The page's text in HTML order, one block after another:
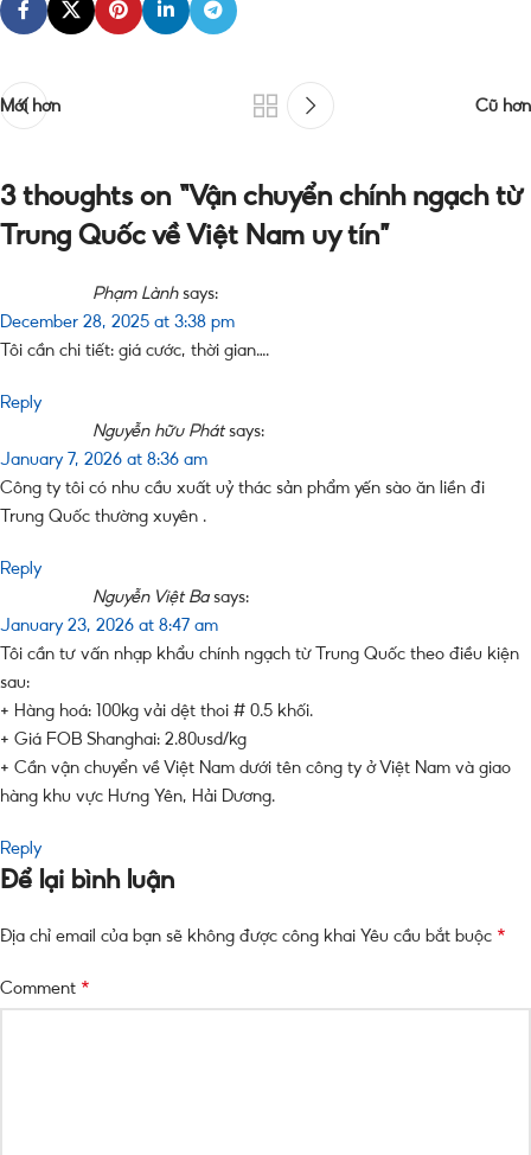
Mới hơn Cũ hơn
3 thoughts on “Vận chuyển chính ngạch từ
Trung Quốc về Việt Nam uy tín”
Phạm Lành says:
December 28, 2025 at 3:38 pm
Tôi cần chi tiết: giá cước, thời gian….
Reply
Nguyễn hữu Phát says:
January 7, 2026 at 8:36 am
Công ty tôi có nhu cầu xuất uỷ thác sản phẩm yến sào ăn liền đi
Trung Quốc thường xuyên .
Reply
Nguyễn Việt Ba says:
January 23, 2026 at 8:47 am
Tôi cần tư vấn nhạp khẩu chính ngạch từ Trung Quốc theo điều kiện
sau:
+ Hàng hoá: 100kg vải dệt thoi # 0.5 khối.
+ Giá FOB Shanghai: 2.80usd/kg
+ Cần vận chuyển về Việt Nam dưới tên công ty ở Việt Nam và giao
hàng khu vực Hưng Yên, Hải Dương.
Reply
Để lại bình luận
Địa chỉ email của bạn sẽ không được công khai Yêu cầu bắt buộc *
Comment *